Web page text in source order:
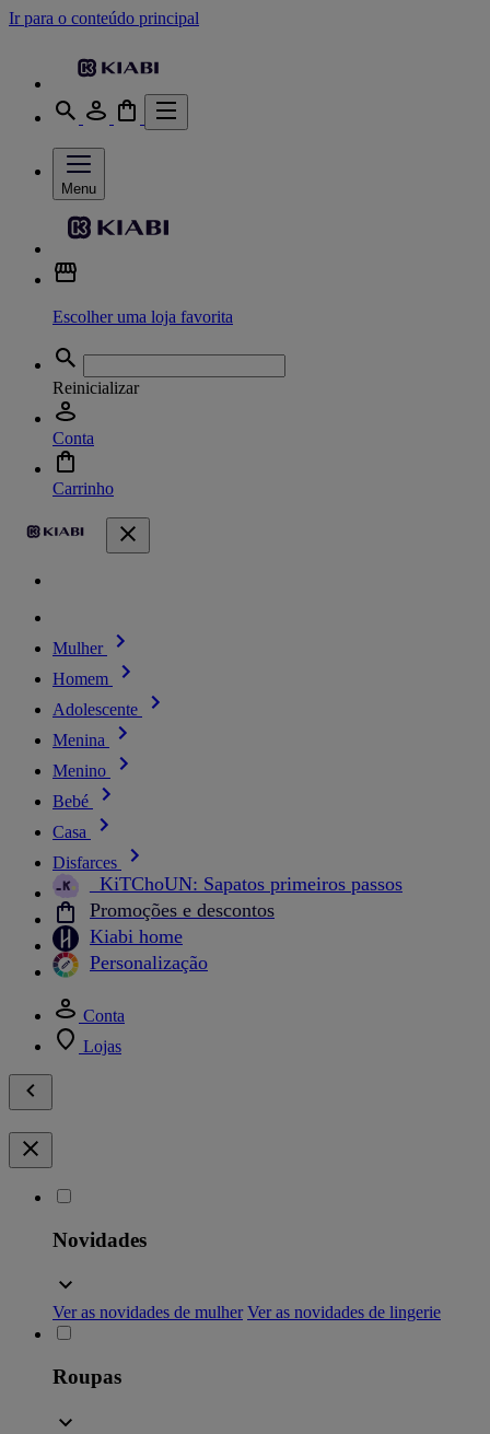
Ir para o conteúdo principal
Menu
Escolher uma loja favorita
Reinicializar
Conta
Carrinho
Mulher
Homem
Adolescente
Menina
Menino
Bebé
Casa
Disfarces
_KiTChoUN: Sapatos primeiros passos
Promoções e descontos
Kiabi home
Personalização
Conta
Lojas
Novidades
Ver as novidades de mulher Ver as novidades de lingerie
Roupas